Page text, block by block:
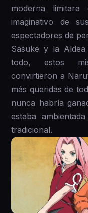
moderna
imaginativo de
espectadores de
Sasuke y la
todo, estos
convirtieron a
más queridas de
nunca habría
estaba
tradicional.